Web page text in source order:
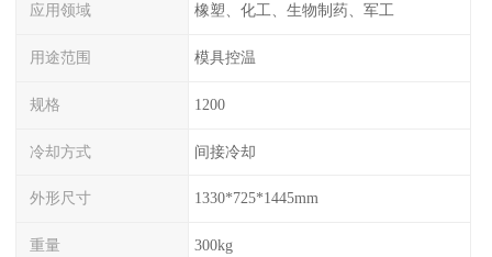
应用领域 橡塑、化工、生物制药、军工
用途范围 模具控温
规格 1200
冷却方式 间接冷却
外形尺寸 1330*725*1445mm
重量 300kg